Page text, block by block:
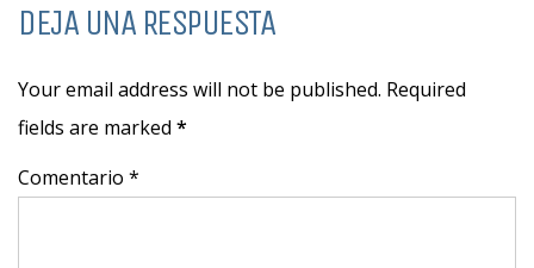
DEJA UNA RESPUESTA
Your email address will not be published. Required
fields are marked *
Comentario *